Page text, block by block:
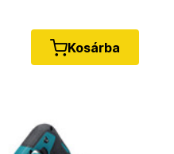
Kosárba